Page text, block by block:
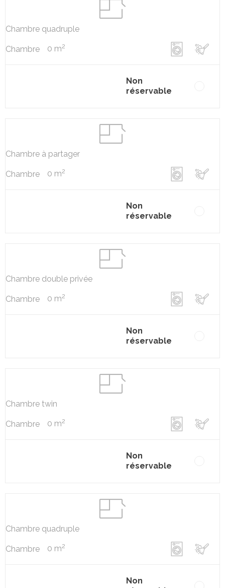
Chambre quadruple
Chambre 0 m2
Non
réservable
Chambre à partager
Chambre 0 m2
Non
réservable
Chambre double privée
Chambre 0 m2
Non
réservable
Chambre twin
Chambre 0 m2
Non
réservable
Chambre quadruple
Chambre 0 m2
Non